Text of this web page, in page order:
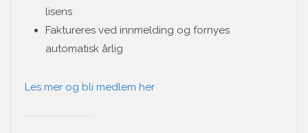
lisens
Faktureres ved innmelding og fornyes
automatisk årlig
Les mer og bli medlem her